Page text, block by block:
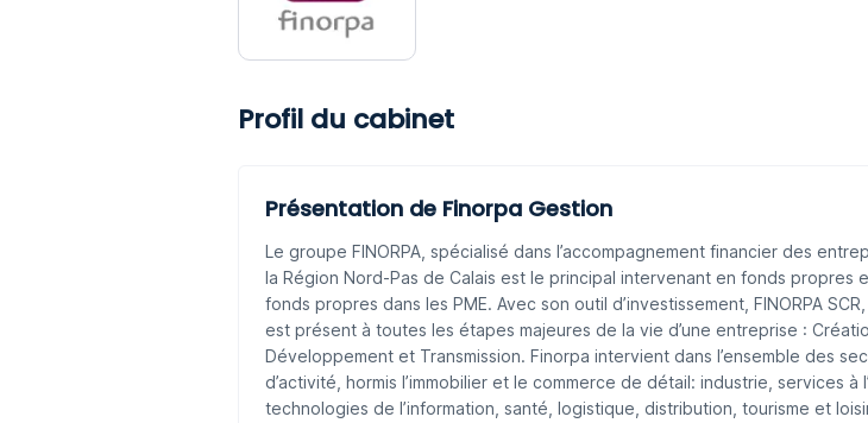
Profil du cabinet
Présentation de Finorpa Gestion
Le groupe FINORPA, spécialisé dans l’accompagnement financier des
la Région Nord-Pas de Calais est le principal intervenant en fonds propres
fonds propres dans les PME. Avec son outil d’investissement, FINORPA
est présent à toutes les étapes majeures de la vie d’une entreprise :
Développement et Transmission. Finorpa intervient dans l’ensemble des
d’activité, hormis l’immobilier et le commerce de détail: industrie, services à
technologies de l’information, santé, logistique, distribution, tourisme et